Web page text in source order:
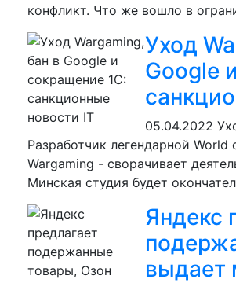
конфликт. Что же вошло в
Уход
Google
05.04.2022
Разработчик легендарной
Wargaming - сворачивает
Минская студия будет
Яндекс
выдает